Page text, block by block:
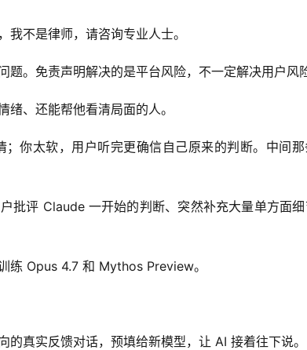
不是律师，请咨询专业人士。
题。免责声明解决的是平台风险，不一定解决用户风
、还能帮他看清局面的人。
你太软，用户听完更确信自己原来的判断。中间
批评 Claude 一开始的判断、突然补充大量单方面
练 Opus 4.7 和 Mythos Preview。
真实反馈对话，预填给新模型，让 AI 接着往下说。